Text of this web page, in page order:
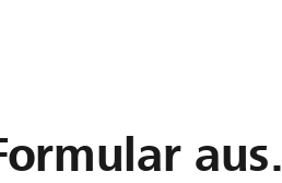
aus.